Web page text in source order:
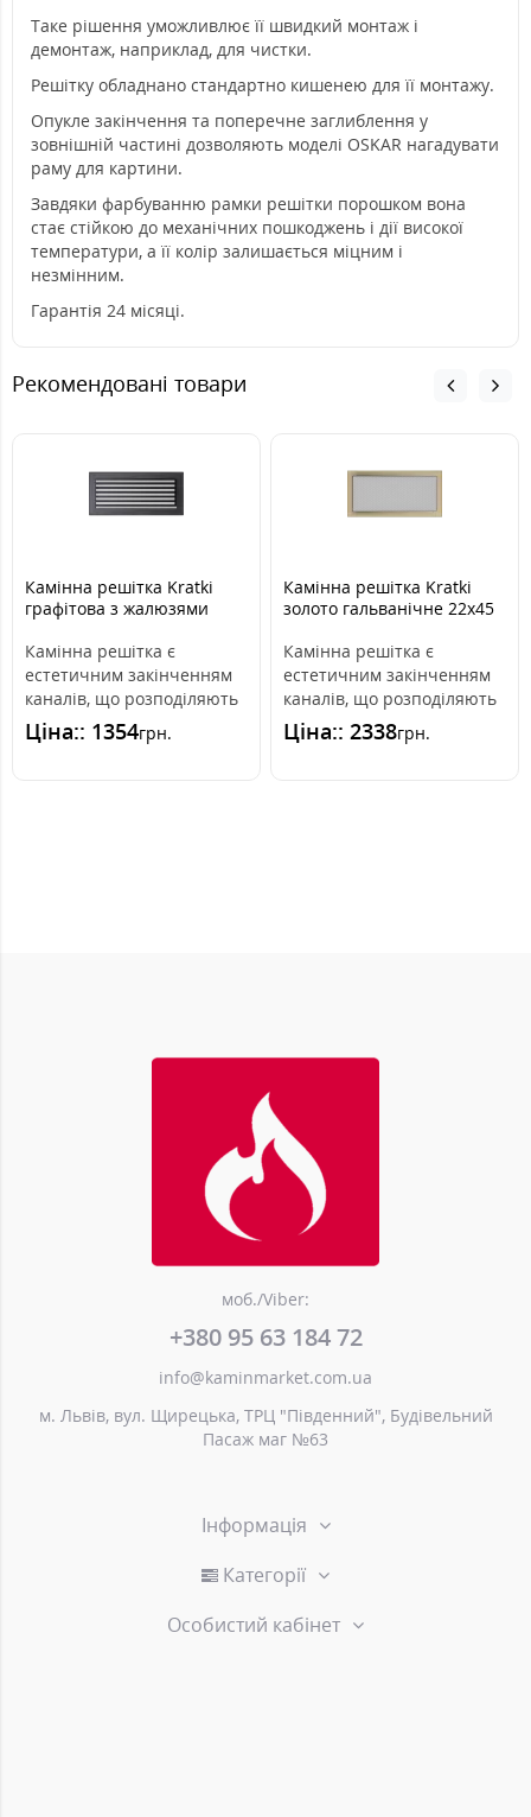
Таке рішення уможливлює її швидкий монтаж і
демонтаж, наприклад, для чистки.
Решітку обладнано стандартно кишенею для її монтажу.
Опукле закінчення та поперечне заглиблення у
зовнішній частині дозволяють моделі OSKAR нагадувати
раму для картини.
Завдяки фарбуванню рамки решітки порошком вона
стає стійкою до механічних пошкоджень і дії високої
температури, а її колір залишається міцним і
незмінним.
Гарантія 24 місяці.
Рекомендовані товари
Камінна решітка Kratki
графітова з жалюзями
Камінна решітка є
естетичним закінченням
каналів, що розподіляють
гаряче повітря з каміна.
Вона інс..
Ціна:: 1354грн.
Камінна решітка Kratki
золото гальванічне 22x45
Камінна решітка є
естетичним закінченням
каналів, що розподіляють
гаряче повітря з каміна.
Вона вмо..
Ціна:: 2338грн.
моб./Viber:
+380 95 63 184 72
info@kaminmarket.com.ua
м. Львів, вул. Щирецька, ТРЦ "Південний", Будівельний
Пасаж маг №63
Інформація
Категорії
Особистий кабінет